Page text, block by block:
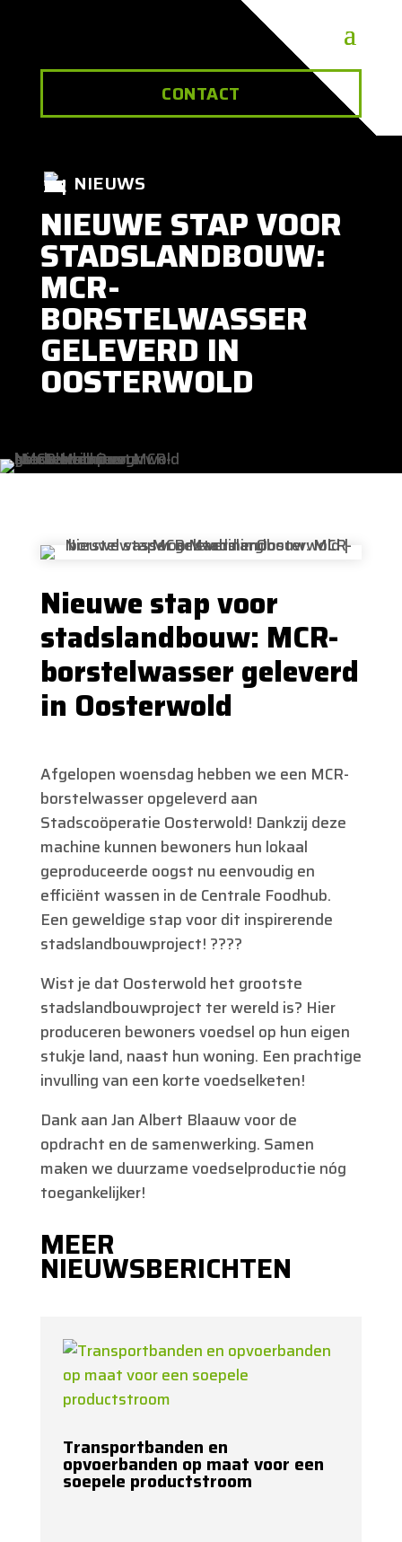
CONTACT
NIEUWS
NIEUWE STAP VOOR
STADSLANDBOUW:
MCR-
BORSTELWASSER
GELEVERD IN
OOSTERWOLD
Nieuwe stap voor
stadslandbouw: MCR-
borstelwasser geleverd
in Oosterwold
Afgelopen woensdag hebben we een MCR-
borstelwasser opgeleverd aan
Stadscoöperatie Oosterwold! Dankzij deze
machine kunnen bewoners hun lokaal
geproduceerde oogst nu eenvoudig en
efficiënt wassen in de Centrale Foodhub.
Een geweldige stap voor dit inspirerende
stadslandbouwproject! ????
Wist je dat Oosterwold het grootste
stadslandbouwproject ter wereld is? Hier
produceren bewoners voedsel op hun eigen
stukje land, naast hun woning. Een prachtige
invulling van een korte voedselketen!
Dank aan Jan Albert Blaauw voor de
opdracht en de samenwerking. Samen
maken we duurzame voedselproductie nóg
toegankelijker!
MEER
NIEUWSBERICHTEN
Transportbanden en
opvoerbanden op maat voor een
soepele productstroom